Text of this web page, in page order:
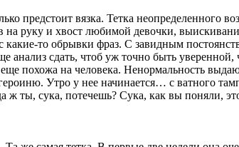
предстоит вязка. Тетка
на руку и хвост любимой девочки,
какие-то обрывки фраз. С завидным
анализ сдать, чтоб уж точно быть уверенной,
еще похожа на человека. Ненормальность
Утро у нее начинается… с ватного
ж ты, сука, потечешь? Сука, как вы поняли,